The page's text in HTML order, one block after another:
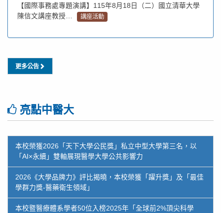
【國際事務處專題演講】115年8月18日（二）國立清華大學
陳信文講座教授…
講座活動
更多公告
亮點中醫大
本校榮獲2026「天下大學公民獎」私立中型大學第三名，以
「AI×永續」雙軸展現醫學大學公共影響力
2026《大學品牌力》評比揭曉，本校榮獲「躍升獎」及「最佳
學群力獎-醫藥衛生領域」
本校暨醫療體系學者50位入榜2025年「全球前2%頂尖科學